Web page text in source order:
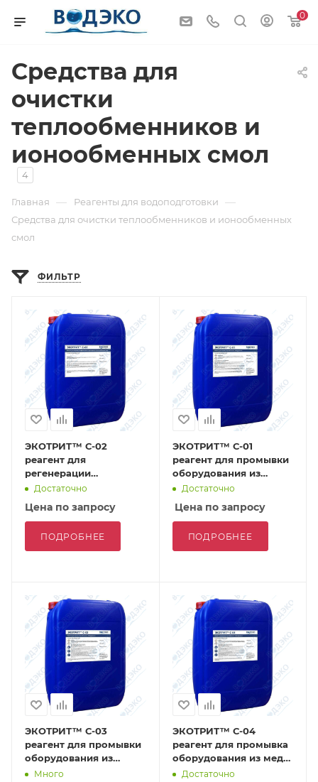
0
Средства для
очистки
теплообменников и
ионообменных смол
4
Главная — Реагенты для водоподготовки —
Средства для очистки теплообменников и ионообменных
смол
ФИЛЬТР
ЭКОТРИТ™ С-02
реагент для
регенерации
катионообменных
Достаточно
Цена по запросу
ПОДРОБНЕЕ
ЭКОТРИТ™ С-01
реагент для промывки
оборудования из
углеродистой и
Достаточно
Цена по запросу
ПОДРОБНЕЕ
ЭКОТРИТ™ С-03
реагент для промывки
оборудования из
углеродистой стали
Много
ЭКОТРИТ™ С-04
реагент для промывка
оборудования из меди
и её сплавов
Достаточно